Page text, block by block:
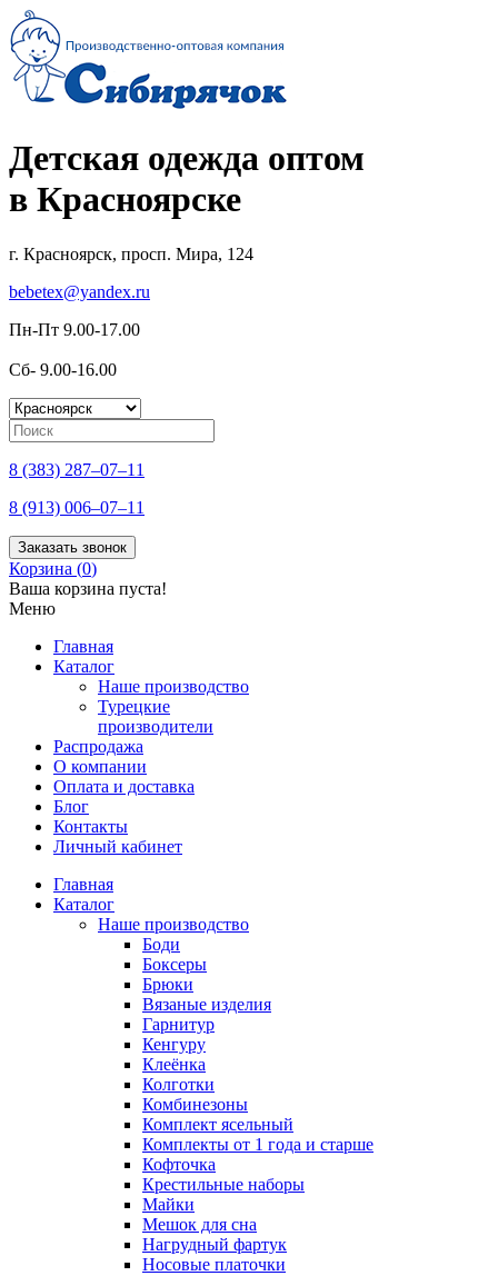
Детская одежда оптом
в Красноярске
г. Красноярск, просп. Мира, 124
bebetex@yandex.ru
Пн-Пт 9.00-17.00
Сб- 9.00-16.00
8 (383) 287–07–11
8 (913) 006–07–11
Заказать звонок
Корзина (0)
Ваша корзина пуста!
Меню
Главная
Каталог
Наше производство
Турецкие
производители
Распродажа
О компании
Оплата и доставка
Блог
Контакты
Личный кабинет
Главная
Каталог
Наше производство
Боди
Боксеры
Брюки
Вязаные изделия
Гарнитур
Кенгуру
Клеёнка
Колготки
Комбинезоны
Комплект ясельный
Комплекты от 1 года и старше
Кофточка
Крестильные наборы
Майки
Мешок для сна
Нагрудный фартук
Носовые платочки